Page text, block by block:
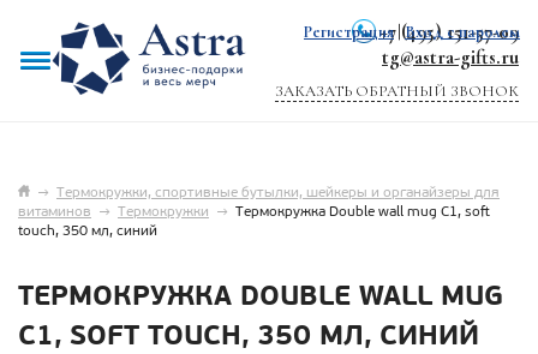
+7 (495) 151-57-09
tg@astra-gifts.ru
ЗАКАЗАТЬ ОБРАТНЫЙ ЗВОНОК
Регистрация Вход с паролем
→ Термокружки, спортивные бутылки, шейкеры и органайзеры для
витаминов → Термокружки → Термокружка Double wall mug C1, soft
touch, 350 мл, синий
ТЕРМОКРУЖКА DOUBLE WALL MUG
C1, SOFT TOUCH, 350 МЛ, СИНИЙ